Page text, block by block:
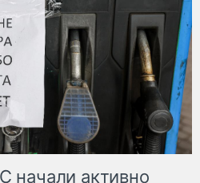
начали активно